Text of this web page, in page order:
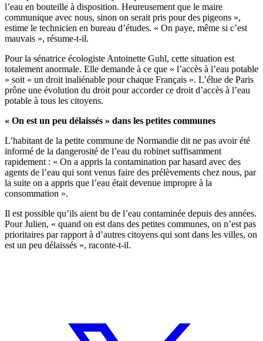
l’eau en bouteille à disposition. Heureusement que le maire
communique avec nous, sinon on serait pris pour des pigeons »,
estime le technicien en bureau d’études. « On paye, même si c’est
mauvais », résume-t-il.
Pour la sénatrice écologiste Antoinette Guhl, cette situation est
totalement anormale. Elle demande à ce que « l’accès à l’eau potable
» soit « un droit inaliénable pour chaque Français ». L’élue de Paris
prône une évolution du droit pour accorder ce droit d’accès à l’eau
potable à tous les citoyens.
« On est un peu délaissés » dans les petites communes
L’habitant de la petite commune de Normandie dit ne pas avoir été
informé de la dangerosité de l’eau du robinet suffisamment
rapidement : « On a appris la contamination par hasard avec des
agents de l’eau qui sont venus faire des prélèvements chez nous, par
la suite on a appris que l’eau était devenue impropre à la
consommation ».
Il est possible qu’ils aient bu de l’eau contaminée depuis des années.
Pour Julien, « quand on est dans des petites communes, on n’est pas
prioritaires par rapport à d’autres citoyens qui sont dans les villes, on
est un peu délaissés », raconte-t-il.